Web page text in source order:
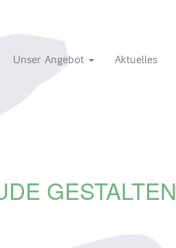
Unser Angebot Aktuelles
GESTALTEN